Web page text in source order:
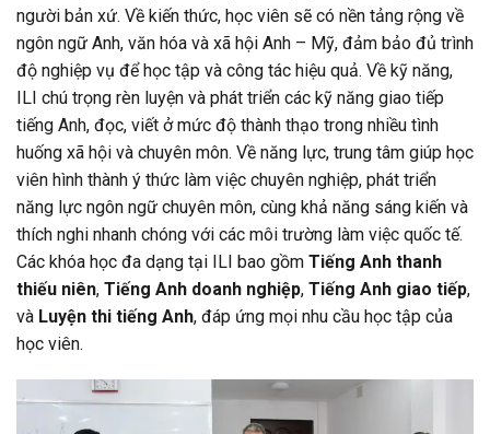
người bản xứ. Về kiến thức, học viên sẽ có nền tảng rộng về
ngôn ngữ Anh, văn hóa và xã hội Anh – Mỹ, đảm bảo đủ trình
độ nghiệp vụ để học tập và công tác hiệu quả. Về kỹ năng,
ILI chú trọng rèn luyện và phát triển các kỹ năng giao tiếp
tiếng Anh, đọc, viết ở mức độ thành thạo trong nhiều tình
huống xã hội và chuyên môn. Về năng lực, trung tâm giúp học
viên hình thành ý thức làm việc chuyên nghiệp, phát triển
năng lực ngôn ngữ chuyên môn, cùng khả năng sáng kiến và
thích nghi nhanh chóng với các môi trường làm việc quốc tế.
Các khóa học đa dạng tại ILI bao gồm Tiếng Anh thanh
thiếu niên, Tiếng Anh doanh nghiệp, Tiếng Anh giao tiếp,
và Luyện thi tiếng Anh, đáp ứng mọi nhu cầu học tập của
học viên.